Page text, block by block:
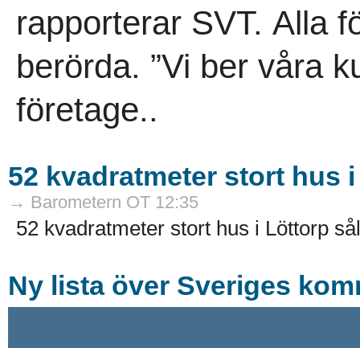
rapporterar SVT. Alla
berörda. ”Vi ber våra
företage..
52 kvadratmeter stort hus
→ Barometern OT 12:35
52 kvadratmeter stort hus i Löttorp
Ny lista över Sveriges